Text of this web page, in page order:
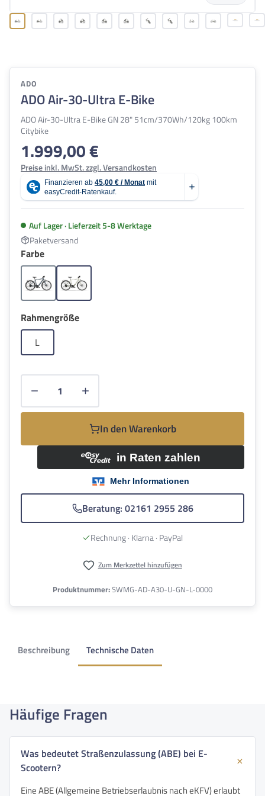
ADO
ADO Air-30-Ultra E-Bike
ADO Air-30-Ultra E-Bike GN 28" 51cm/370Wh/120kg 100km
Citybike
Regulärer Preis:
1.999,00 €
Preise inkl. MwSt. zzgl. Versandkosten
Auf Lager · Lieferzeit 5-8 Werktage
Paketversand
Farbeauswählen
Grau
Grün
Rahmengrößeauswählen
L
Produkt Anzahl: Gib den gewünschten
In den Warenkorb
Beratung: 02161 2955 286
Rechnung · Klarna · PayPal
Zum Merkzettel hinzufügen
Produktnummer:SWMG-AD-A30-U-GN-L-0000
Beschreibung Technische Daten
Häufige Fragen
Was bedeutet Straßenzulassung (ABE) bei E-
Scootern?
Eine ABE (Allgemeine Betriebserlaubnis nach eKFV) erlaubt